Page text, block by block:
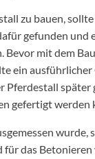
zu bauen,
gefunden und
Bevor mit dem
ein
Pferdestall später
gefertigt werden
wurde,
für das